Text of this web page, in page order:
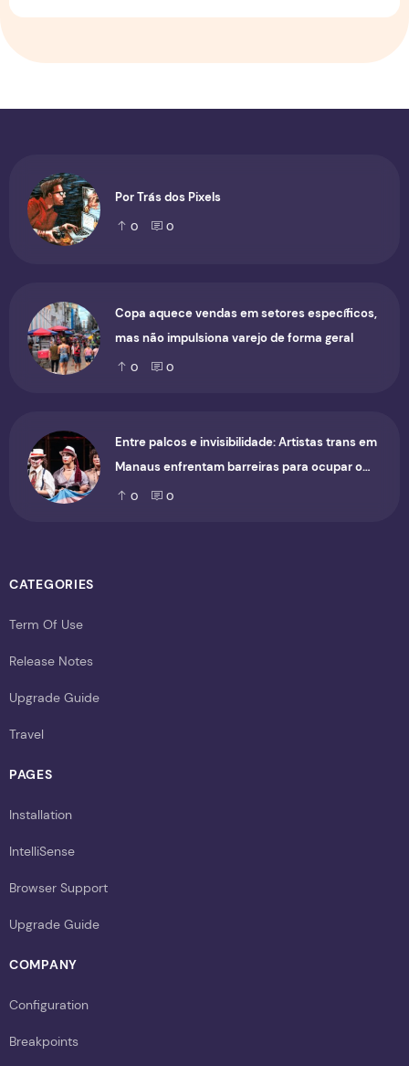
Por Trás dos Pixels
0 0
Copa aquece vendas em setores específicos,
mas não impulsiona varejo de forma geral
0 0
Entre palcos e invisibilidade: Artistas trans em
Manaus enfrentam barreiras para ocupar o
cenário cultural
0 0
CATEGORIES
Term Of Use
Release Notes
Upgrade Guide
Travel
PAGES
Installation
IntelliSense
Browser Support
Upgrade Guide
COMPANY
Configuration
Breakpoints